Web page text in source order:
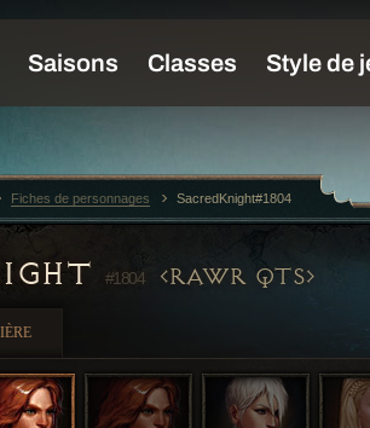
#1804 RAWR QTS
Fiches de personnages SacredKnight#1804